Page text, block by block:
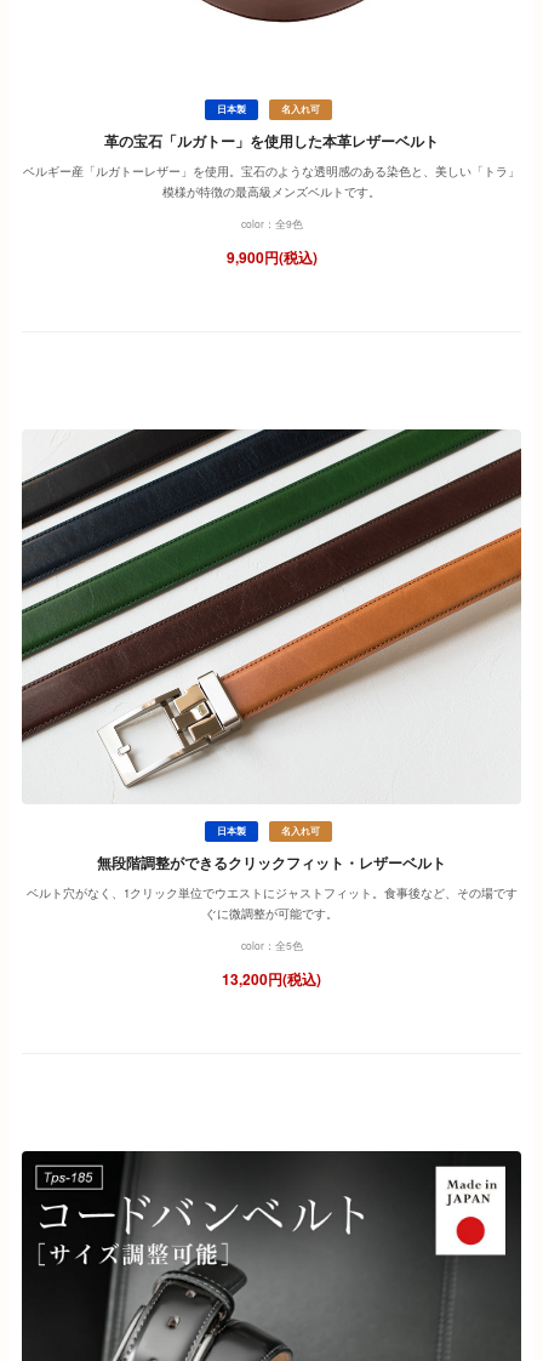
日本製 名入れ可
革の宝石「ルガトー」を使用した本革レザーベルト
ベルギー産「ルガトーレザー」を使用。宝石のような透明感のある染色と、美しい「トラ」
模様が特徴の最高級メンズベルトです。
color：全9色
9,900円(税込)
日本製 名入れ可
無段階調整ができるクリックフィット・レザーベルト
ベルト穴がなく、1クリック単位でウエストにジャストフィット。食事後など、その場です
ぐに微調整が可能です。
color：全5色
13,200円(税込)